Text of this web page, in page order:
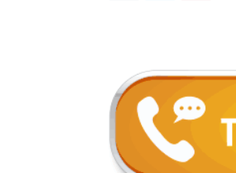
Vnsava.com